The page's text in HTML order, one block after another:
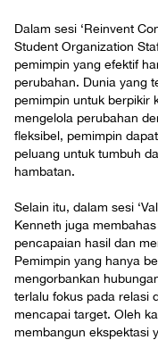
Dalam sesi ‘Reinvent
Student Organization
pemimpin yang efektif
perubahan. Dunia yang
pemimpin untuk berpikir
mengelola perubahan
fleksibel, pemimpin
peluang untuk tumbuh
hambatan.
Selain itu, dalam sesi
Kenneth juga
pencapaian hasil dan
Pemimpin yang hanya
mengorbankan
terlalu fokus pada relasi
mencapai target. Oleh
membangun ekspektasi